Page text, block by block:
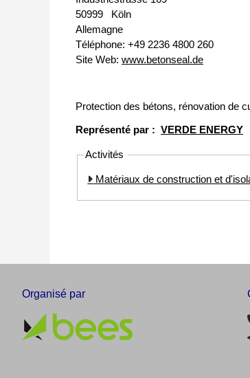
50999
Köln
Allemagne
Téléphone: +49 2236 4800 260
Site Web: www.betonseal.de
Protection des bétons, rénovation de
Représenté par : VERDE ENERGY
Activités
Matériaux de construction et
Organisé par